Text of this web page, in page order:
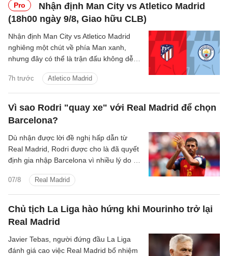
Pro
Nhận định Man City vs Atletico Madrid
(18h00 ngày 9/8, Giao hữu CLB)
7h trước Atletico Madrid
Nhận định Man City vs Atletico Madrid
nghiêng một chút về phía Man xanh,
nhưng đây có thể là trận đấu không dễ
Vì sao Rodri "quay xe" với Real Madrid để chọn
Barcelona?
07/8 Real Madrid
Dù nhận được lời đề nghị hấp dẫn từ
Real Madrid, Rodri được cho là đã quyết
định gia nhập Barcelona vì nhiều lý do cả
Chủ tịch La Liga hào hứng khi Mourinho trở lại
Real Madrid
Javier Tebas, người đứng đầu La Liga
đánh giá cao việc Real Madrid bổ nhiệm